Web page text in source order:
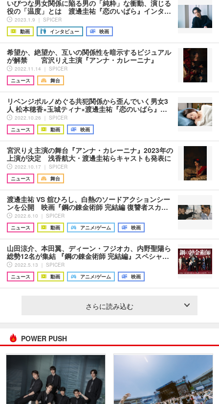
いびつな男女関係に陥る男の「純粋」な衝動、演じる
役の「温度」とは 渡邊圭祐『恋のいばら』インタ…
2023.1.9 ｜ SPICER
動画
インタビュー 映画
希望か、絶望か、互いの関係性を暗示するビジュアル
が解禁 宮沢りえ主演『アンナ・カレーニナ』
2022.11.14 ｜ SPICER
ニュース
舞台
リベンジポルノめぐる共犯関係から歪んでいく男女3
人 松本穂香×玉城ティナ×渡邊圭祐『恋のいばら』…
2022.10.26 ｜ SPICER
ニュース
動画 映画
宮沢りえ主演の舞台『アンナ・カレーニナ』2023年の
上演が決定 浅香航大・渡邊圭祐らキャストも発表に
2022.10.17 ｜ SPICER
ニュース
舞台
渡邊圭祐 VS 舘ひろし、白熱のソードアクションシー
ンを公開 映画『鋼の錬金術師 完結編 復讐者スカ…
2022.6.10 ｜ SPICER
ニュース
動画 アニメ/ゲーム 映画
山田涼介、本田翼、ディーン・フジオカ、内野聖陽ら
総勢12名が集結 『鋼の錬金術師 完結編』スペシャ…
2022.5.13 ｜ SPICER
ニュース
動画 アニメ/ゲーム 映画
さらに読み込む
POWER PUSH